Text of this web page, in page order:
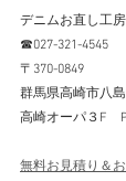
デニムお直し工房
☎027-321-4545
〒370-0849
群馬県高崎市八島
高崎オーパ３F　
無料お見積り＆